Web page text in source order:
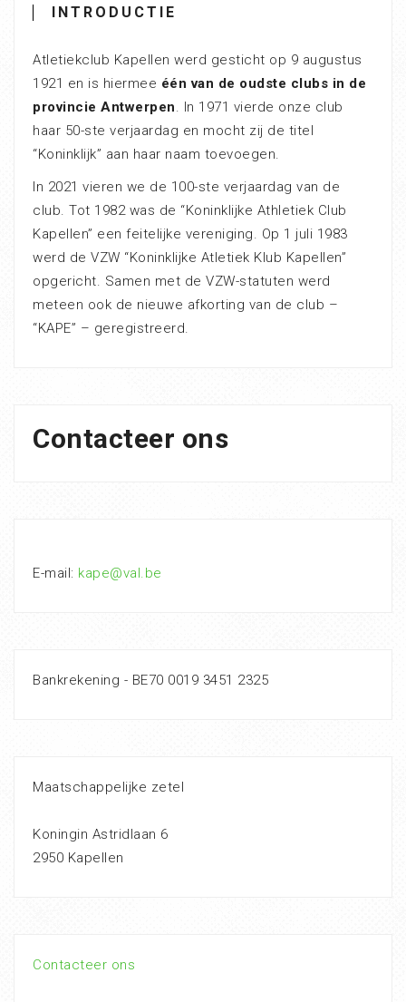
INTRODUCTIE
Atletiekclub Kapellen werd gesticht op 9 augustus
1921 en is hiermee één van de oudste clubs in de
provincie Antwerpen . In 1971 vierde onze club
haar 50-ste verjaardag en mocht zij de titel
“Koninklijk” aan haar naam toevoegen.
In 2021 vieren we de 100-ste verjaardag van de
club. Tot 1982 was de “Koninklijke Athletiek Club
Kapellen” een feitelijke vereniging. Op 1 juli 1983
werd de VZW “Koninklijke Atletiek Klub Kapellen”
opgericht. Samen met de VZW-statuten werd
meteen ook de nieuwe afkorting van de club –
“KAPE” – geregistreerd.
Contacteer ons
E-mail: kape@val.be
Bankrekening - BE70 0019 3451 2325
Maatschappelijke zetel
Koningin Astridlaan 6
2950 Kapellen
Contacteer ons